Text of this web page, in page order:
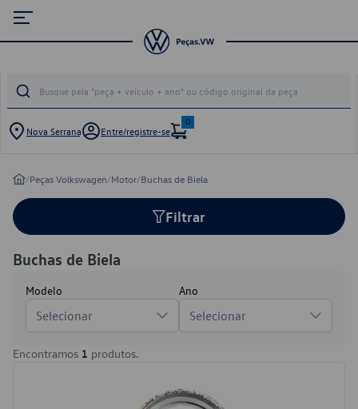
Nova Serrana Entre/registre-se
0
/Peças Volkswagen/Motor/Buchas de Biela
Filtrar
Buchas de Biela
Modelo
Selecionar
Ano
Selecionar
Encontramos 1 produtos.